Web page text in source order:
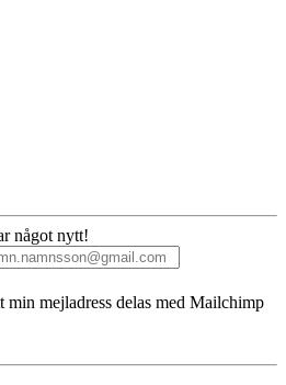
något nytt!
min mejladress delas med Mailchimp